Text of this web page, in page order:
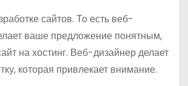
сайтов. То есть веб-
ваше предложение понятным,
на хостинг. Веб-дизайнер делает
которая привлекает внимание.